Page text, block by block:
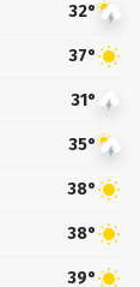
32°
37°
31°
35°
38°
38°
39°